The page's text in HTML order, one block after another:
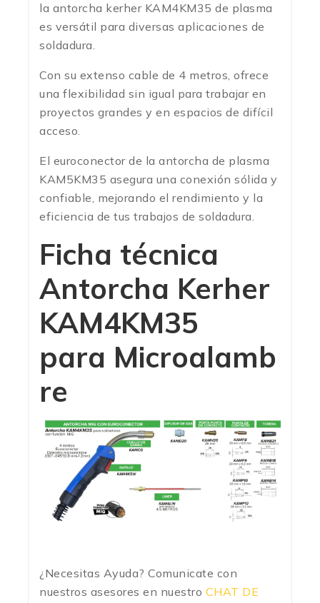
la antorcha kerher KAM4KM35 de plasma
es versátil para diversas aplicaciones de
soldadura.
Con su extenso cable de 4 metros, ofrece
una flexibilidad sin igual para trabajar en
proyectos grandes y en espacios de difícil
acceso.
El euroconector de la antorcha de plasma
KAM5KM35 asegura una conexión sólida y
confiable, mejorando el rendimiento y la
eficiencia de tus trabajos de soldadura.
Ficha técnica
Antorcha Kerher
KAM4KM35
para Microalamb
re
¿Necesitas Ayuda? Comunicate con
nuestros asesores en nuestro CHAT DE